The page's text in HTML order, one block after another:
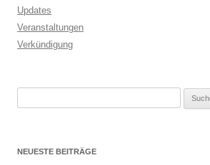
Updates
Veranstaltungen
Verkündigung
NEUESTE BEITRÄGE